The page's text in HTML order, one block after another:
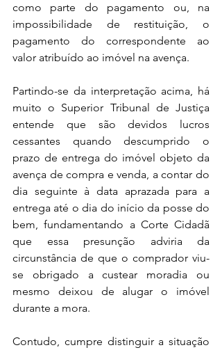
como parte do pagamento ou, na
impossibilidade de restituição, o
pagamento do correspondente ao
valor atribuído ao imóvel na avença.
Partindo-se da interpretação acima, há
muito o Superior Tribunal de Justiça
entende que são devidos lucros
cessantes quando descumprido o
prazo de entrega do imóvel objeto da
avença de compra e venda, a contar do
dia seguinte à data aprazada para a
entrega até o dia do início da posse do
bem, fundamentando a Corte Cidadã
que essa presunção adviria da
circunstância de que o comprador viu-
se obrigado a custear moradia ou
mesmo deixou de alugar o imóvel
durante a mora.
Contudo, cumpre distinguir a situação